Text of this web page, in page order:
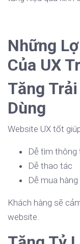
Những
Của UX
Tăng
Dùng
Website UX tốt
Dễ tìm thông
Dễ thao tác
Dễ mua hàng
Khách hàng sẽ
website.